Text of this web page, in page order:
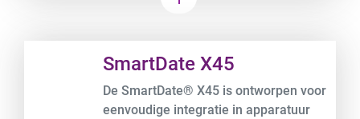
SmartDate X45
De SmartDate® X45 is ontworpen voor
eenvoudige integratie in apparatuur